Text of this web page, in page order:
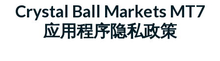
Crystal Ball Markets MT7
应用程序隐私政策